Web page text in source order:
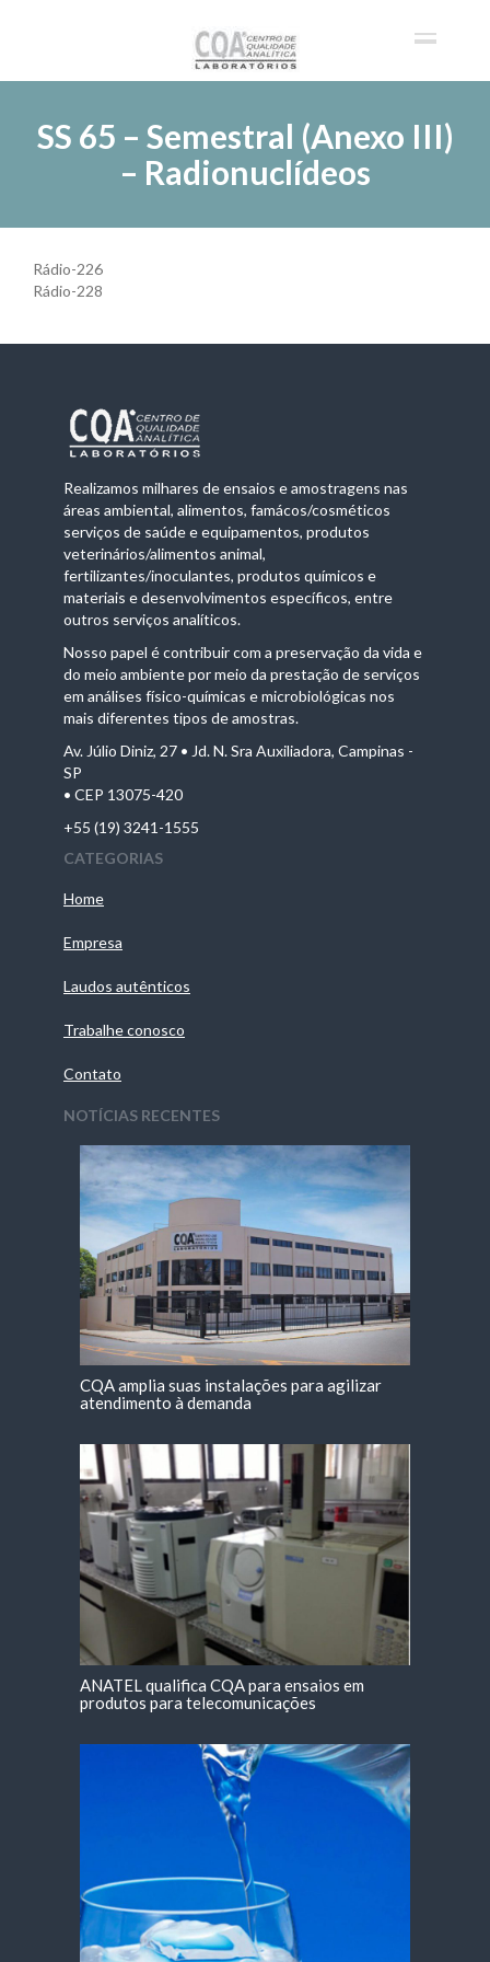
SS 65 – Semestral (Anexo III)
– Radionuclídeos
Rádio-226
Rádio-228
Realizamos milhares de ensaios e amostragens nas
áreas ambiental, alimentos, famácos/cosméticos
serviços de saúde e equipamentos, produtos
veterinários/alimentos animal,
fertilizantes/inoculantes, produtos químicos e
materiais e desenvolvimentos específicos, entre
outros serviços analíticos.
Nosso papel é contribuir com a preservação da vida e
do meio ambiente por meio da prestação de serviços
em análises físico-químicas e microbiológicas nos
mais diferentes tipos de amostras.
Av. Júlio Diniz, 27 • Jd. N. Sra Auxiliadora, Campinas -
SP
• CEP 13075-420
+55 (19) 3241-1555
CATEGORIAS
Home
Empresa
Laudos autênticos
Trabalhe conosco
Contato
NOTÍCIAS RECENTES
CQA amplia suas instalações para agilizar
atendimento à demanda
ANATEL qualifica CQA para ensaios em
produtos para telecomunicações